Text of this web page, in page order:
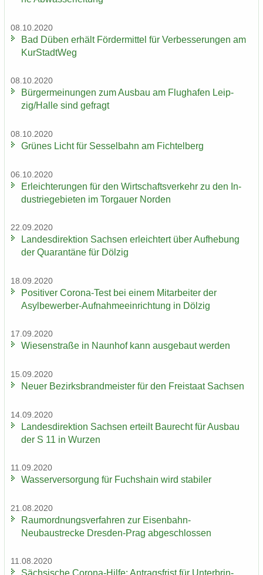
08.10.2020
Bad Düben er­hält För­der­mit­tel für Ver­bes­se­run­gen am
Kur­Stadt­Weg
08.10.2020
Bür­ger­mei­nun­gen zum Aus­bau am Flug­ha­fen Leip­
zig/Halle sind ge­fragt
08.10.2020
Grü­nes Licht für Ses­sel­bahn am Fich­tel­berg
06.10.2020
Er­leich­te­run­gen für den Wirt­schafts­ver­kehr zu den In­
dus­trie­ge­bie­ten im Tor­gau­er Nor­den
22.09.2020
Lan­des­di­rek­ti­on Sach­sen er­leich­tert über Auf­he­bung
der Qua­ran­tä­ne für Döl­zig
18.09.2020
Po­si­ti­ver Corona-​Test bei einem Mit­ar­bei­ter der
Asylbewerber-​Aufnahmeeinrichtung in Döl­zig
17.09.2020
Wie­sen­stra­ße in Naun­hof kann aus­ge­baut wer­den
15.09.2020
Neuer Be­zirks­brand­meis­ter für den Frei­staat Sach­sen
14.09.2020
Lan­des­di­rek­ti­on Sach­sen er­teilt Bau­recht für Aus­bau
der S 11 in Wur­zen
11.09.2020
Was­ser­ver­sor­gung für Fuchs­hain wird sta­bi­ler
21.08.2020
Raum­ord­nungs­ver­fah­ren zur Eisenbahn-​
Neubaustrecke Dresden-​Prag ab­ge­schlos­sen
11.08.2020